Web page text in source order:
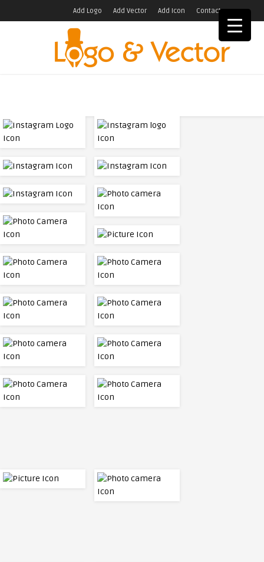
Add Logo Add Vector Add Icon Contact